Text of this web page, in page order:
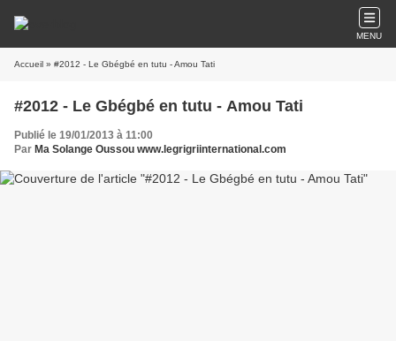
MENU
Accueil » #2012 - Le Gbégbé en tutu - Amou Tati
#2012 - Le Gbégbé en tutu - Amou Tati
Publié le 19/01/2013 à 11:00
Par Ma Solange Oussou www.legrigriinternational.com